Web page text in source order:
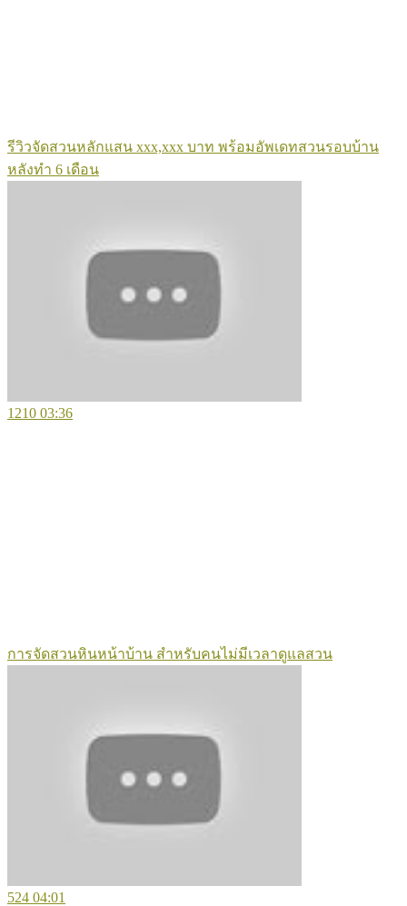
รีวิวจัดสวนหลักแสน xxx,xxx บาท พร้อมอัพเดทสวนรอบบ้าน
หลังทำ 6 เดือน
1210 03:36
การจัดสวนหินหน้าบ้าน สำหรับคนไม่มีเวลาดูแลสวน
524 04:01